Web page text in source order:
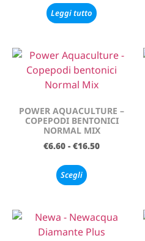
Leggi tutto
POWER AQUACULTURE –
COPEPODI BENTONICI
NORMAL MIX
€6.60 - €16.50
Scegli